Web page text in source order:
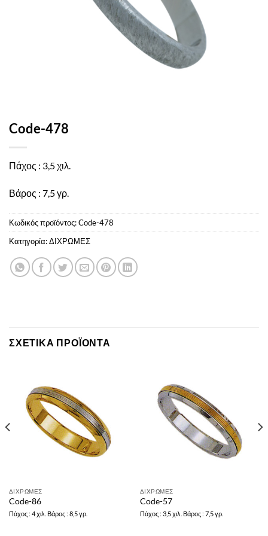
Code-478
Πάχος : 3,5 χιλ.
Βάρος : 7,5 γρ.
Κωδικός προϊόντος:Code-478
Κατηγορία:ΔΙΧΡΩΜΕΣ
ΣΧΕΤΙΚΆ ΠΡΟΪΌΝΤΑ
ΔΙΧΡΩΜΕΣ
Code-86
Πάχος : 4 χιλ. Βάρος : 8,5 γρ.
ΔΙΧΡΩΜΕΣ
Code-57
Πάχος : 3,5 χιλ. Βάρος : 7,5 γρ.